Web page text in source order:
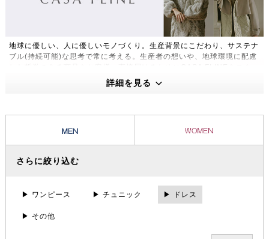
地球に優しい、人に優しいモノづくり。生産背景にこだわり、サステナ
ブル(持続可能)な思考で常に考える。生産者の想いや、地球環境に配慮
詳細を見る
さらに絞り込む
▶ ワンピース ▶ チュニック ▶ ドレス
▶ その他